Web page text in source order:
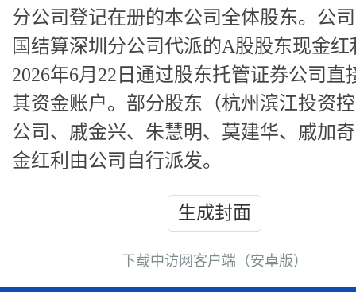
分公司登记在册的本公司全体股东。公
国结算深圳分公司代派的A股股东现金红
2026年6月22日通过股东托管证券公司直
其资金账户。部分股东（杭州滨江投资
公司、戚金兴、朱慧明、莫建华、戚加
金红利由公司自行派发。
生成封面
下载中访网客户端（安卓版）